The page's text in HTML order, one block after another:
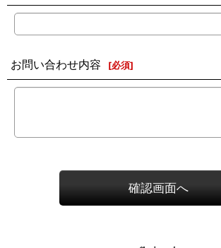
お問い合わせ内容 [必須]
確認画面へ